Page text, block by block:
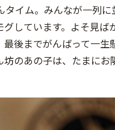
タイム。みんなが一列に
グしています。よそ見ば
後までがんばって一生
坊のあの子は、たまにお